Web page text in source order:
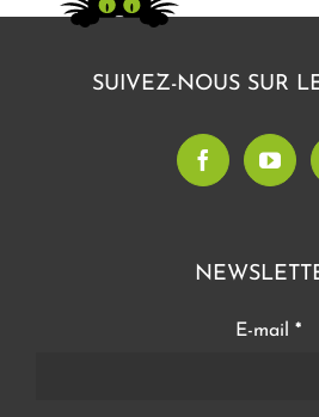
SUIVEZ-NOUS SUR
E-mail *